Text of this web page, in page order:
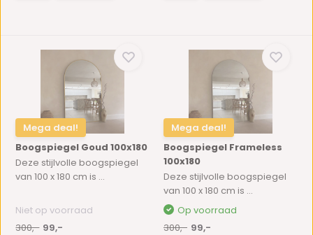
Mega deal!
Boogspiegel Goud 100x180
Deze stijlvolle boogspiegel
van 100 x 180 cm is ...
Niet op voorraad
300,- 99,-
Mega deal!
Boogspiegel Frameless
100x180
Deze stijlvolle boogspiegel
van 100 x 180 cm is ...
Op voorraad
300,- 99,-